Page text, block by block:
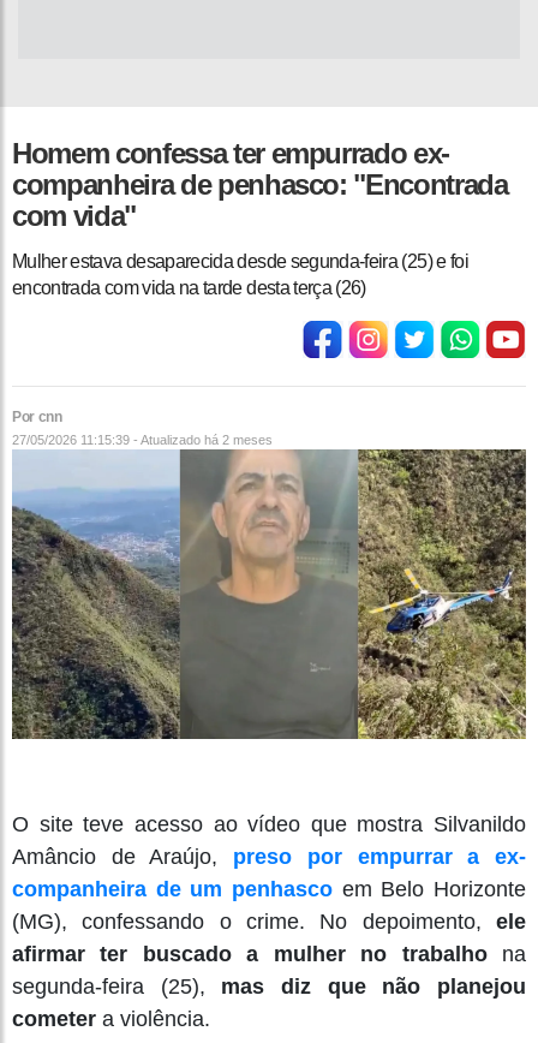
Homem confessa ter empurrado ex-
companheira de penhasco: "Encontrada
com vida"
Mulher estava desaparecida desde segunda-feira (25) e foi
encontrada com vida na tarde desta terça (26)
Por cnn
27/05/2026 11:15:39 - Atualizado há 2 meses
O site teve acesso ao vídeo que mostra Silvanildo
Amâncio de Araújo, preso por empurrar a ex-
companheira de um penhasco em Belo Horizonte
(MG), confessando o crime. No depoimento, ele
afirmar ter buscado a mulher no trabalhona
segunda-feira (25), mas diz que não planejou
cometer a violência.